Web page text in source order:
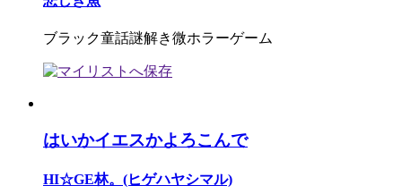
ブラック童話謎解き微ホラーゲーム
はいかイエスかよろこんで
HI☆GE林。(ヒゲハヤシマル)